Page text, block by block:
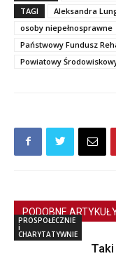
TAGI
Aleksandra
osoby niepełnosprawne
Państwowy Fundusz
Powiatowy
PODOBNE
PROSPOŁECZNIE
i
CHARYTATYWNIE